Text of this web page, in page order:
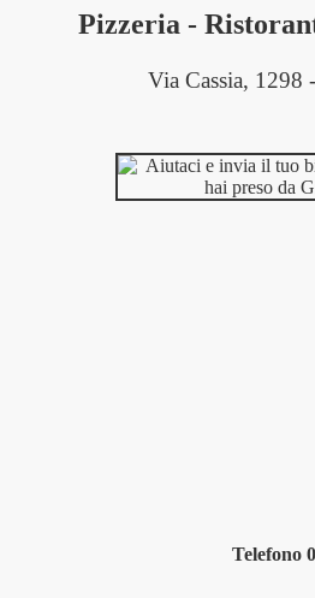
Pizzeria-
Via Cassia, 1298
Telefono